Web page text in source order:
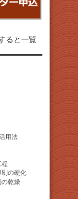
ると一覧
用法
の硬化
の乾燥